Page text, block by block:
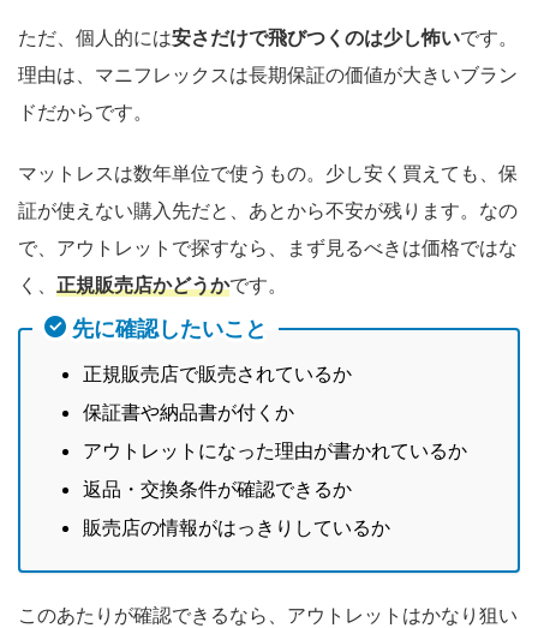
ただ、個人的には安さだけで飛びつくのは少し怖いです。
理由は、マニフレックスは長期保証の価値が大きいブラン
ドだからです。
マットレスは数年単位で使うもの。少し安く買えても、保
証が使えない購入先だと、あとから不安が残ります。なの
で、アウトレットで探すなら、まず見るべきは価格ではな
く、 正規販売店かどうかです。
先に確認したいこと
正規販売店で販売されているか
保証書や納品書が付くか
アウトレットになった理由が書かれているか
返品・交換条件が確認できるか
販売店の情報がはっきりしているか
このあたりが確認できるなら、アウトレットはかなり狙い